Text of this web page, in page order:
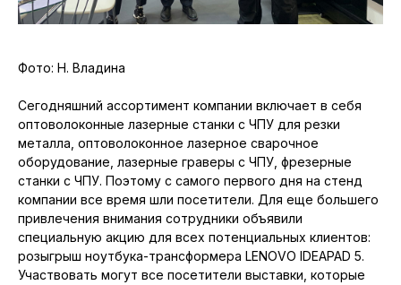
Фото: Н. Владина
Сегодняшний ассортимент компании включает в себя
оптоволоконные лазерные станки с ЧПУ для резки
металла, оптоволоконное лазерное сварочное
оборудование, лазерные граверы с ЧПУ, фрезерные
станки с ЧПУ. Поэтому с самого первого дня на стенд
компании все время шли посетители. Для еще большего
привлечения внимания сотрудники объявили
специальную акцию для всех потенциальных клиентов:
розыгрыш ноутбука-трансформера LENOVO IDEAPAD 5.
Участвовать могут все посетители выставки, которые